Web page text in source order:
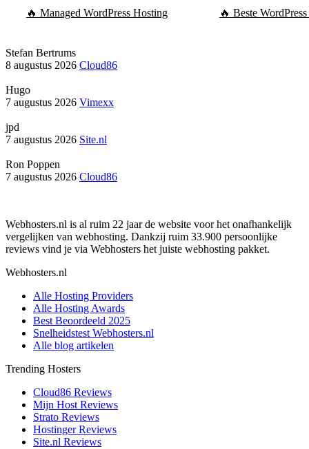
🔥 Managed WordPress Hosting 🔥 Beste
Stefan Bertrums
8 augustus 2026 Cloud86
Hugo
7 augustus 2026 Vimexx
jpd
7 augustus 2026 Site.nl
Ron Poppen
7 augustus 2026 Cloud86
Webhosters.nl is al ruim 22 jaar de website voor het onafhankelijk
vergelijken van webhosting. Dankzij ruim 33.900 persoonlijke
reviews vind je via Webhosters het juiste webhosting pakket.
Webhosters.nl
Alle Hosting Providers
Alle Hosting Awards
Best Beoordeeld 2025
Snelheidstest Webhosters.nl
Alle blog artikelen
Trending Hosters
Cloud86 Reviews
Mijn Host Reviews
Strato Reviews
Hostinger Reviews
Site.nl Reviews